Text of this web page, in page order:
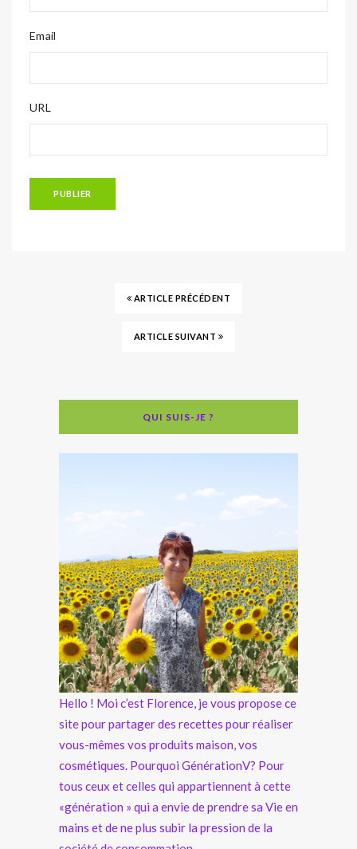
Email
URL
ARTICLE PRÉCÉDENT
ARTICLE SUIVANT
QUI SUIS-JE ?
Hello ! Moi c’est Florence, je vous propose ce
site pour partager des recettes pour réaliser
vous-mêmes vos produits maison, vos
cosmétiques. Pourquoi GénérationV? Pour
tous ceux et celles qui appartiennent à cette
«génération » qui a envie de prendre sa Vie en
mains et de ne plus subir la pression de la